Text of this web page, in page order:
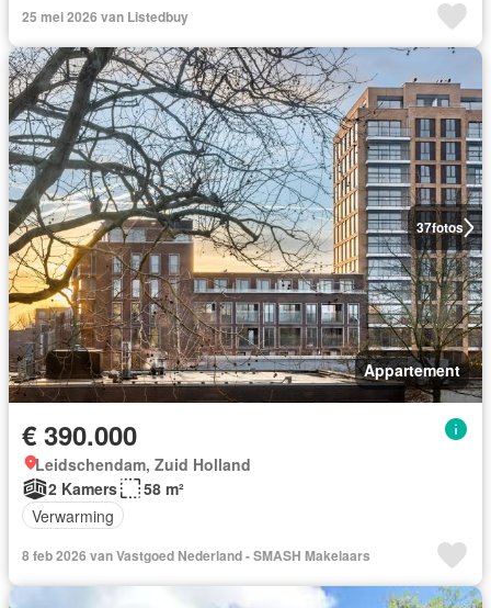
25 mei 2026 van Listedbuy
37fotos
Appartement
€ 390.000
Leidschendam, Zuid Holland
2 Kamers
58 m²
Verwarming
8 feb 2026 van Vastgoed Nederland - SMASH Makelaars